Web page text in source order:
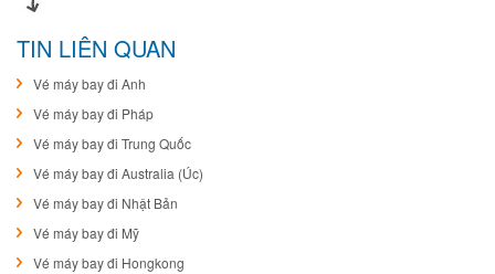
TIN LIÊN QUAN
Vé máy bay đi Anh
Vé máy bay đi Pháp
Vé máy bay đi Trung Quốc
Vé máy bay đi Australia (Úc)
Vé máy bay đi Nhật Bản
Vé máy bay đi Mỹ
Vé máy bay đi Hongkong